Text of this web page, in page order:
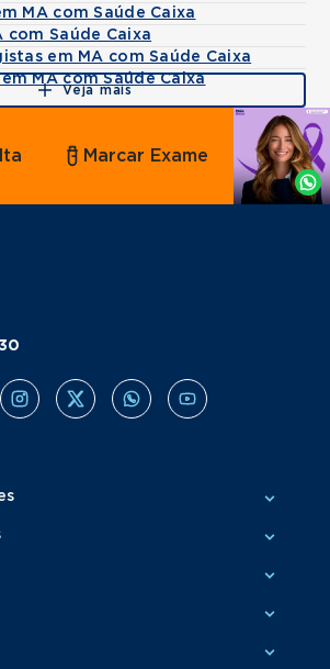
MA com Saúde Caixa
com Saúde Caixa
em MA com Saúde Caixa
MA com Saúde Caixa
Veja mais
Agende
por
Whatsapp
Marcar Exame